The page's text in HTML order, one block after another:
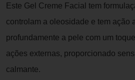
Este Gel Creme Facial tem
controlam a oleosidade e tem ação
profundamente a pele com um
ações externas, proporcionado
calmante.